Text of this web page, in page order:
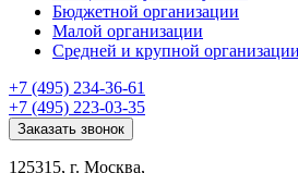
Бюджетной организации
Малой организации
Средней и крупной организации
+7 (495) 234-36-61
+7 (495) 223-03-35
Заказать звонок
125315, г. Москва,